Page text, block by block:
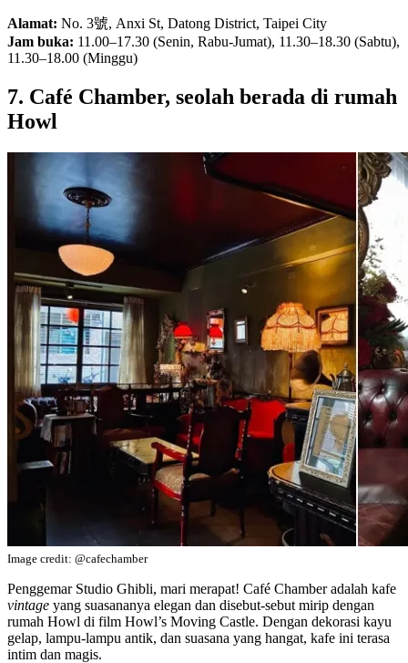
Alamat: No. 3號, Anxi St, Datong District, Taipei City
Jam buka: 11.00–17.30 (Senin, Rabu-Jumat), 11.30–18.30 (Sabtu),
11.30–18.00 (Minggu)
7. Café Chamber, seolah berada di rumah
Howl
Image credit: @cafechamber
Penggemar Studio Ghibli, mari merapat! Café Chamber adalah kafe
vintage yang suasananya elegan dan disebut-sebut mirip dengan
rumah Howl di film Howl’s Moving Castle. Dengan dekorasi kayu
gelap, lampu-lampu antik, dan suasana yang hangat, kafe ini terasa
intim dan magis.